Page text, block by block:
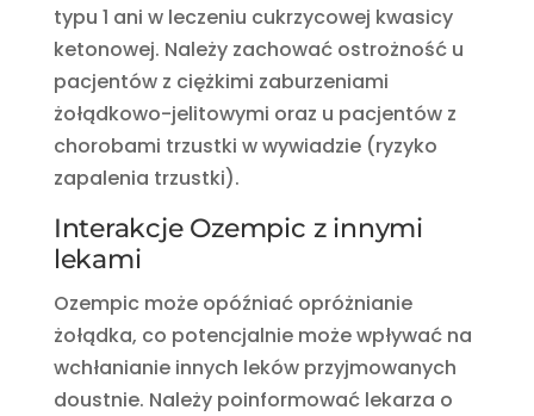
typu 1 ani w leczeniu cukrzycowej kwasicy
ketonowej. Należy zachować ostrożność u
pacjentów z ciężkimi zaburzeniami
żołądkowo-jelitowymi oraz u pacjentów z
chorobami trzustki w wywiadzie (ryzyko
zapalenia trzustki).
Interakcje Ozempic z innymi
lekami
Ozempic może opóźniać opróżnianie
żołądka, co potencjalnie może wpływać na
wchłanianie innych leków przyjmowanych
doustnie. Należy poinformować lekarza o